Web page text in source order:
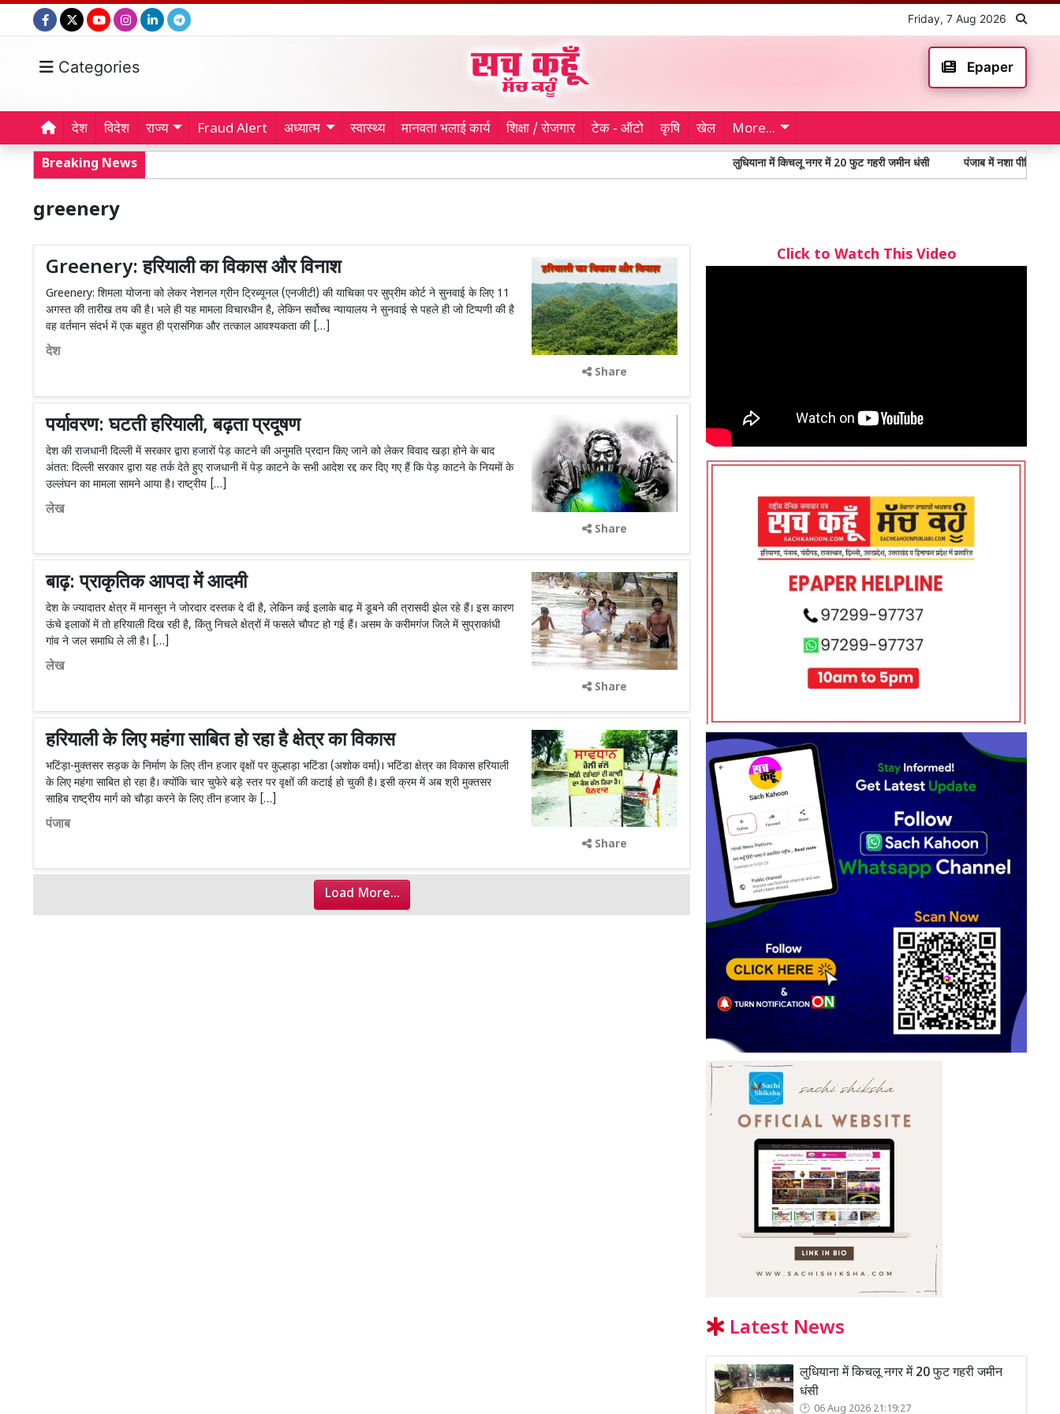
Friday, 7 Aug 2026
Categories Epaper
देश विदेश राज्य Fraud Alert अध्यात्म स्वास्थ्य मानवता भलाई कार्य शिक्षा / रोजगार टेक - ऑटो कृषि खेल More...
Breaking News लुधियाना में किचलू नगर में 20 फुट गहरी जमीन धंसी पंजाब में नशा पीड़ितों में 65% से
greenery
Greenery: हरियाली का विकास और विनाश
Greenery: शिमला योजना को लेकर नेशनल ग्रीन ट्रिब्यूनल (एनजीटी) की याचिका पर सुप्रीम कोर्ट ने सुनवाई के लिए 11
अगस्त की तारीख तय की है। भले ही यह मामला विचारधीन है, लेकिन सर्वोच्च न्यायालय ने सुनवाई से पहले ही जो टिप्पणी की है
वह वर्तमान संदर्भ में एक बहुत ही प्रासंगिक और तत्काल आवश्यकता की […]
देश
Share
पर्यावरण: घटती हरियाली, बढ़ता प्रदूषण
देश की राजधानी दिल्ली में सरकार द्वारा हजारों पेड़ काटने की अनुमति प्रदान किए जाने को लेकर विवाद खड़ा होने के बाद
अंतत: दिल्ली सरकार द्वारा यह तर्क देते हुए राजधानी में पेड़ काटने के सभी आदेश रद्द कर दिए गए हैं कि पेड़ काटने के नियमों के
उल्लंघन का मामला सामने आया है। राष्ट्रीय […]
लेख
Share
बाढ़: प्राकृतिक आपदा में आदमी
देश के ज्यादातर क्षेत्र में मानसून ने जोरदार दस्तक दे दी है, लेकिन कई इलाके बाढ़ में डूबने की त्रासदी झेल रहे हैं। इस कारण
ऊंचे इलाकों में तो हरियाली दिख रही है, किंतु निचले क्षेत्रों में फसले चौपट हो गई हैं। असम के करीमगंज जिले में सुप्राकांधी
गांव ने जल समाधि ले ली है। […]
लेख
Share
हरियाली के लिए महंगा साबित हो रहा है क्षेत्र का विकास
भटिंड़ा-मुक्तसर सड़क के निर्माण के लिए तीन हजार वृक्षों पर कुल्हाड़ा भटिंडा (अशोक वर्मा)। भटिंडा क्षेत्र का विकास हरियाली
के लिए महंगा साबित हो रहा है। क्योंकि चार चुफेरे बड़े स्तर पर वृक्षों की कटाई हो चुकी है। इसी क्रम में अब श्री मुक्तसर
साहिब राष्ट्रीय मार्ग को चौड़ा करने के लिए तीन हजार के […]
पंजाब
Share
Load More...
Click to Watch This Video
Latest News
लुधियाना में किचलू नगर में 20 फुट गहरी जमीन
धंसी
06 Aug 2026 21:19:27